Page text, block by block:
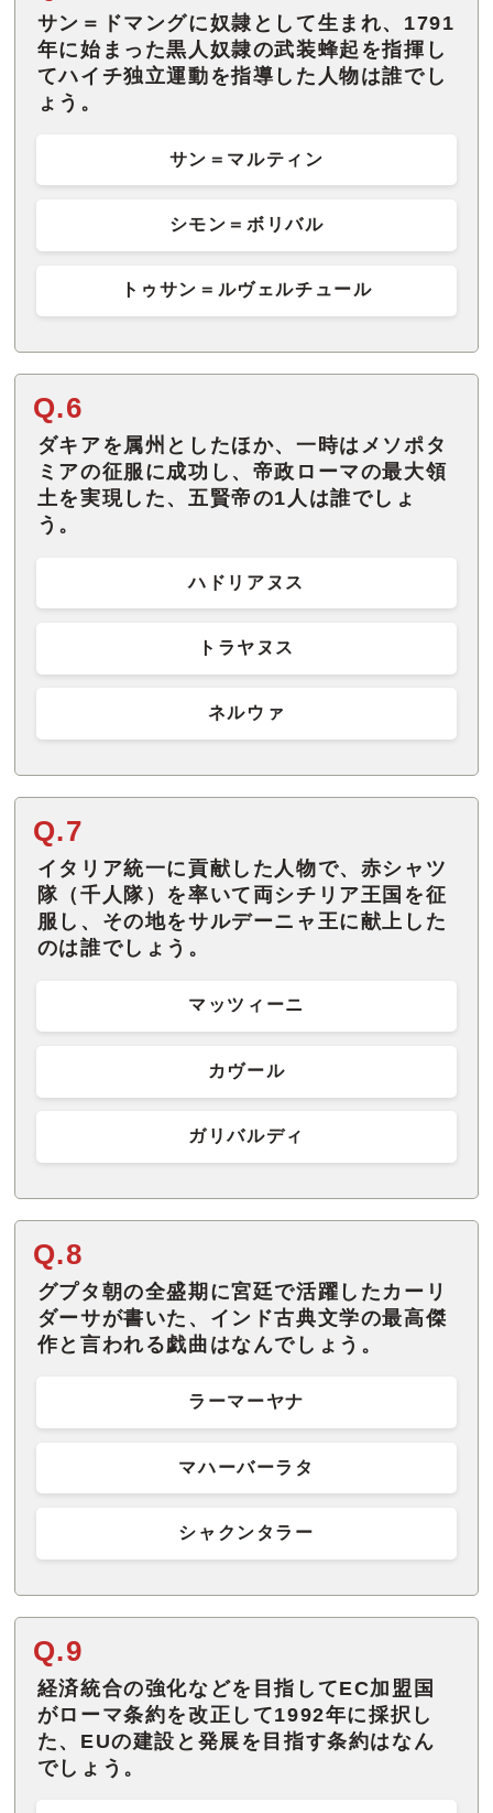
サン＝ドマングに奴隷として生まれ、1791
年に始まった黒人奴隷の武装蜂起を指揮し
てハイチ独立運動を指導した人物は誰でし
ょう。
サン＝マルティン
シモン＝ボリバル
トゥサン＝ルヴェルチュール
Q.6
ダキアを属州としたほか、一時はメソポタ
ミアの征服に成功し、帝政ローマの最大領
土を実現した、五賢帝の1人は誰でしょ
う。
ハドリアヌス
トラヤヌス
ネルウァ
Q.7
イタリア統一に貢献した人物で、赤シャツ
隊（千人隊）を率いて両シチリア王国を征
服し、その地をサルデーニャ王に献上した
のは誰でしょう。
マッツィーニ
カヴール
ガリバルディ
Q.8
グプタ朝の全盛期に宮廷で活躍したカーリ
ダーサが書いた、インド古典文学の最高傑
作と言われる戯曲はなんでしょう。
ラーマーヤナ
マハーバーラタ
シャクンタラー
Q.9
経済統合の強化などを目指してEC加盟国
がローマ条約を改正して1992年に採択し
た、EUの建設と発展を目指す条約はなん
でしょう。